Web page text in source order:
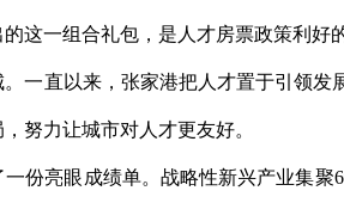
这一组合礼包，是人才房票政策利好
一直以来，张家港把人才置于引领
努力让城市对人才更友好。
份亮眼成绩单。战略性新兴产业集